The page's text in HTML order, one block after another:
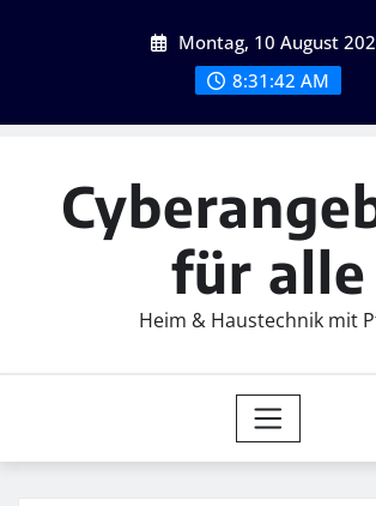
Montag, 10 August
8:31:43 AM
für alle
Heim & Haustechnik mit